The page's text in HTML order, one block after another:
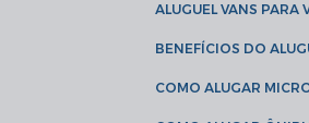
ALUGUEL VANS
BENEFÍCIOS DO
COMO ALUGAR